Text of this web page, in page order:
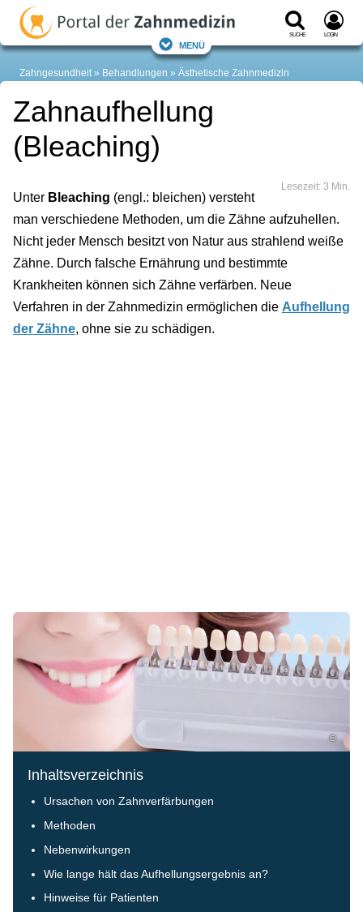
Suche Login
Menü
Zahngesundheit Behandlungen Ästhetische Zahnmedizin
Zahnaufhellung
(Bleaching)
Lesezeit: 3 Min.
Unter Bleaching (engl.: bleichen) versteht
man verschiedene Methoden, um die Zähne aufzuhellen.
Nicht jeder Mensch besitzt von Natur aus strahlend weiße
Zähne. Durch falsche Ernährung und bestimmte
Krankheiten können sich Zähne verfärben. Neue
Verfahren in der Zahnmedizin ermöglichen die Aufhellung
der Zähne, ohne sie zu schädigen.
©
Inhaltsverzeichnis
Ursachen von Zahnverfärbungen
Methoden
Nebenwirkungen
Wie lange hält das Aufhellungsergebnis an?
Hinweise für Patienten